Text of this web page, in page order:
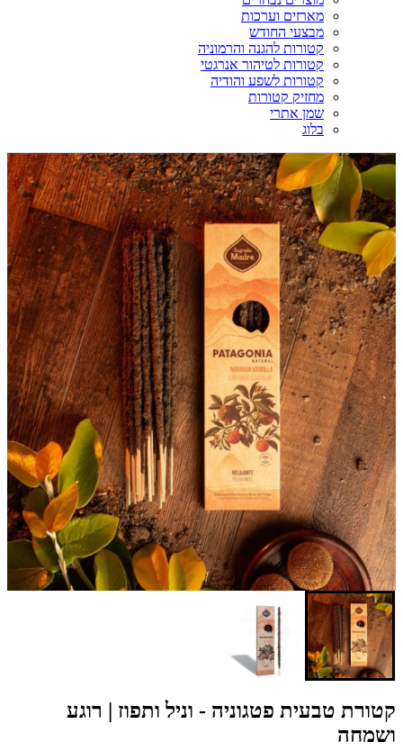
מארזים וערכות
מבצעי החודש
קטורות להגנה והרמוניה
קטורות לטיהור אנרגטי
קטורות לשפע והודיה
מחזיק קטורות
שמן אתרי
בלוג
קטורת טבעית פטגוניה - וניל ותפוז | רוגע
ושמחה